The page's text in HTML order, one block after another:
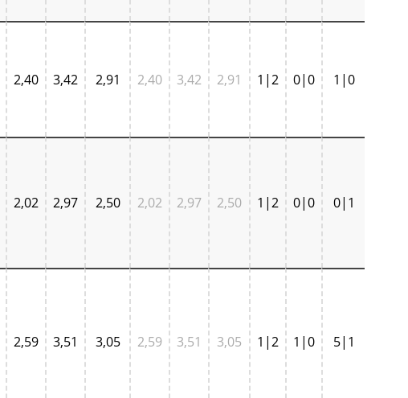
2,40 3,42 2,91 2,40 3,42 2,91 1|2 0|0 1|0
2,02 2,97 2,50 2,02 2,97 2,50 1|2 0|0 0|1
2,59 3,51 3,05 2,59 3,51 3,05 1|2 1|0 5|1